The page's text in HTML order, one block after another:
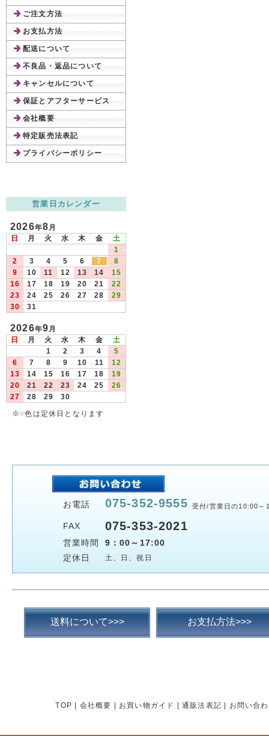
ご注文方法
お支払方法
配送について
不良品・返品について
キャンセルについて
保証とアフターサービス
会社概要
特定販売法表記
プライバシーポリシー
営業日カレンダー
2026年8月
日
月 火 水 木 金
土
1
2
3 4 5 6 7
8
9
10 11 12 13 14
15
16
17 18 19 20 21
22
23
24 25 26 27 28
29
30
31
2026年9月
日
月 火 水 木 金
土
1
2 3 4
5
6
7 8 9 10 11
12
13
14 15 16 17 18
19
20
21 22 23 24 25
26
27
28 29
30
※ ■色は定休日となります
お電話 075-352-9555 受付/営業日の10:00～
FAX 075-353-2021
営業時間
9：00～17:00
定休日
土、日、祝日
送料について>>> お支払方法>>>
TOP 会社概要 お買い物ガイド 通販法表記 お問い合